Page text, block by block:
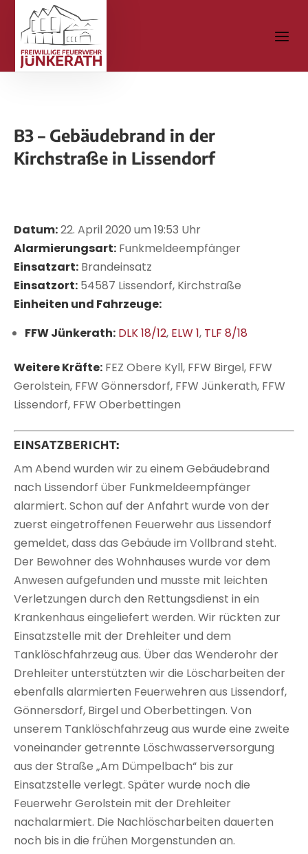
B3 – Gebäudebrand in der
Kirchstraße in Lissendorf
Datum:22. April 2020 um 19:53 Uhr
Alarmierungsart: Funkmeldeempfänger
Einsatzart: Brandeinsatz
Einsatzort: 54587 Lissendorf, Kirchstraße
Einheiten und Fahrzeuge:
FFW Jünkerath: DLK 18/12, ELW 1, TLF 8/18
Weitere Kräfte: FEZ Obere Kyll, FFW Birgel, FFW
Gerolstein, FFW Gönnersdorf, FFW Jünkerath, FFW
Lissendorf, FFW Oberbettingen
EINSATZBERICHT:
Am Abend wurden wir zu einem Gebäudebrand
nach Lissendorf über Funkmeldeempfänger
alarmiert. Schon auf der Anfahrt wurde von der
zuerst eingetroffenen Feuerwehr aus Lissendorf
gemeldet, dass das Gebäude im Vollbrand steht.
Der Bewohner des Wohnhauses wurde vor dem
Anwesen aufgefunden und musste mit leichten
Verletzungen durch den Rettungsdienst in ein
Krankenhaus eingeliefert werden. Wir rückten zur
Einsatzstelle mit der Drehleiter und dem
Tanklöschfahrzeug aus. Über das Wenderohr der
Drehleiter unterstützten wir die Löscharbeiten der
ebenfalls alarmierten Feuerwehren aus Lissendorf,
Gönnersdorf, Birgel und Oberbettingen. Von
unserem Tanklöschfahrzeug aus wurde eine zweite
voneinander getrennte Löschwasserversorgung
aus der Straße „Am Dümpelbach“ bis zur
Einsatzstelle verlegt. Später wurde noch die
Feuerwehr Gerolstein mit der Drehleiter
nachalarmiert. Die Nachlöscharbeiten dauerten
noch bis in die frühen Morgenstunden an.